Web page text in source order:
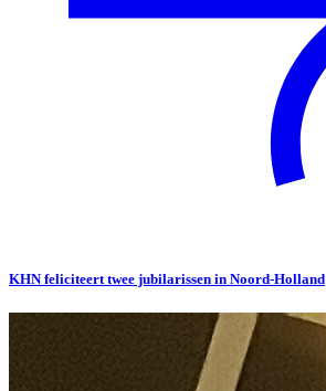
KHN feliciteert twee jubilarissen in Noord-Holland